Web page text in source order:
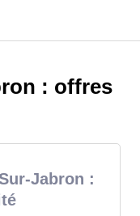
: offres
Jabron :